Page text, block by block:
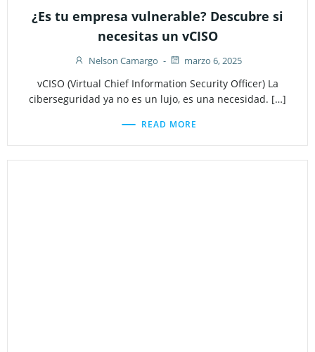
¿Es tu empresa vulnerable? Descubre si
necesitas un vCISO
Nelson Camargo - marzo 6, 2025
vCISO (Virtual Chief Information Security Officer) La
ciberseguridad ya no es un lujo, es una necesidad. […]
READ MORE